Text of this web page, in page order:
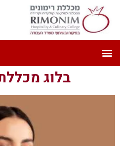
בלוג